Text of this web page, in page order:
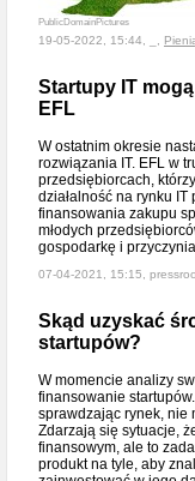
PublicDomainPictures
19-05-2022, 15:44, _,
Startupy IT
EFL
W ostatnim okresie
rozwiązania IT. EFL w
przedsiębiorcach,
działalność na rynku IT
finansowania zakupu
młodych
gospodarkę i
07-04-2021, 15:15,
Skąd uzyskać
startupów?
W momencie analizy
finansowanie
sprawdzając rynek, nie
Zdarzają się sytuacje,
finansowym, ale to
produkt na tyle, aby